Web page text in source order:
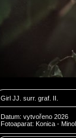
Girl JJ. surr. graf. II.
Datum: vytvořeno 2026
Fotoaparat: Konica -